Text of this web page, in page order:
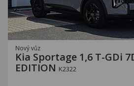
Nový vůz
Kia Sportage 1,6 T-GDi
EDITION K2322